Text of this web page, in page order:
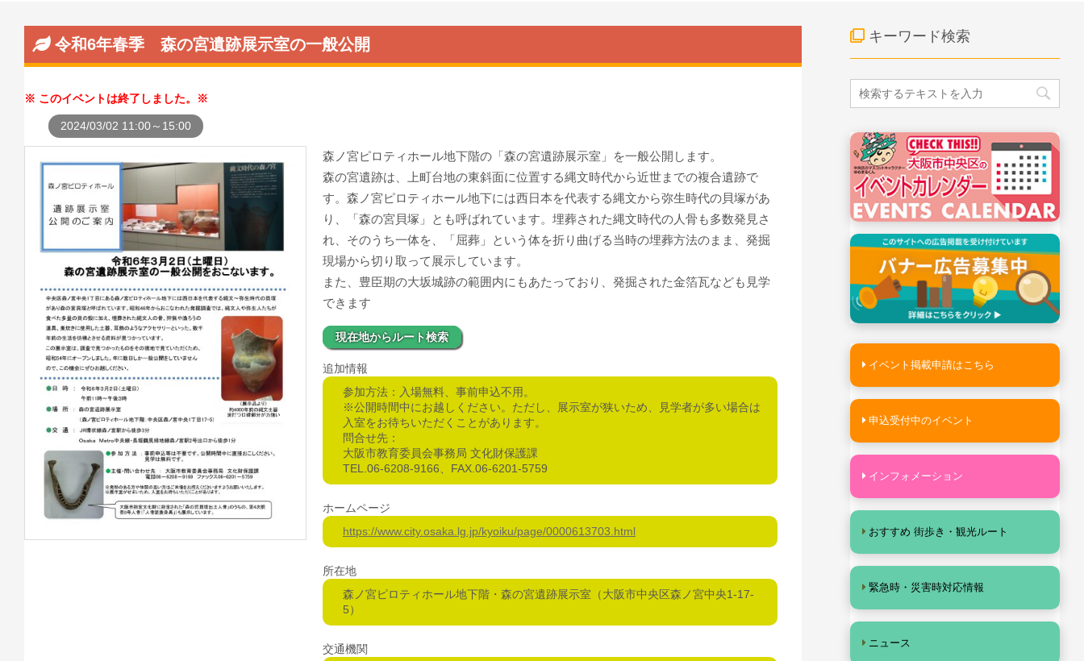
令和6年春季 森の宮遺跡展示室の一般公開
このイベントは終了しました。
2024/03/02 11:00～15:00
森ノ宮ピロティホール地下階の「森の宮遺跡展示室」を一般公開します。
森の宮遺跡は、上町台地の東斜面に位置する縄文時代から近世までの複合遺跡で
す。森ノ宮ピロティホール地下には西日本を代表する縄文から弥生時代の貝塚があ
り、「森の宮貝塚」とも呼ばれています。埋葬された縄文時代の人骨も多数発見さ
れ、そのうち一体を、「屈葬」という体を折り曲げる当時の埋葬方法のまま、発掘
現場から切り取って展示しています。
また、豊臣期の大坂城跡の範囲内にもあたっており、発掘された金箔瓦なども見学
できます
現在地からルート検索
追加情報
参加方法：入場無料、事前申込不用。
※公開時間中にお越しください。ただし、展示室が狭いため、見学者が多い場合は
入室をお待ちいただくことがあります。
問合せ先：
大阪市教育委員会事務局 文化財保護課
TEL.06-6208-9166、FAX.06-6201-5759
ホームページ
https://www.city.osaka.lg.jp/kyoiku/page/0000613703.html
所在地
森ノ宮ピロティホール地下階・森の宮遺跡展示室（大阪市中央区森ノ宮中央1-17-
5）
交通機関
キーワード検索
イベント掲載申請はこちら
申込受付中のイベント
インフォメーション
おすすめ 街歩き・観光ルート
緊急時・災害時対応情報
ニュース